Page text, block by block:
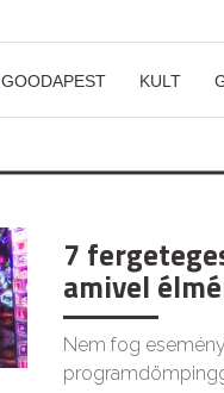
GOODAPEST KULT
7
amivel
Nem fog